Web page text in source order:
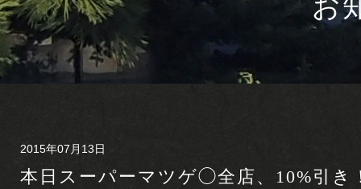
お
2015年07月13日
本日スーパーマツゲ◯全店、10%引き